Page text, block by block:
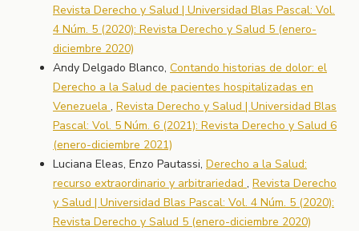
Revista Derecho y Salud | Universidad Blas Pascal: Vol.
4 Núm. 5 (2020): Revista Derecho y Salud 5 (enero-
diciembre 2020)
Andy Delgado Blanco, Contando historias de dolor: el
Derecho a la Salud de pacientes hospitalizadas en
Venezuela , Revista Derecho y Salud | Universidad Blas
Pascal: Vol. 5 Núm. 6 (2021): Revista Derecho y Salud 6
(enero-diciembre 2021)
Luciana Eleas, Enzo Pautassi, Derecho a la Salud:
recurso extraordinario y arbitrariedad , Revista Derecho
y Salud | Universidad Blas Pascal: Vol. 4 Núm. 5 (2020):
Revista Derecho y Salud 5 (enero-diciembre 2020)